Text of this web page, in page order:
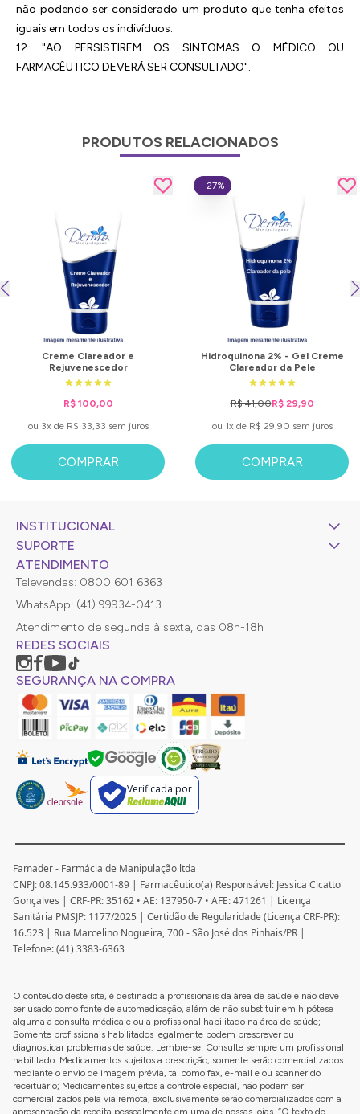
não podendo ser considerado um produto que tenha efeitos
iguais em todos os indivíduos.
12. "AO PERSISTIREM OS SINTOMAS O MÉDICO OU
FARMACÊUTICO DEVERÁ SER CONSULTADO".
PRODUTOS RELACIONADOS
Creme Clareador e
Rejuvenescedor
R$ 100,00
ou 3x de R$ 33,33 sem juros
COMPRAR
Hidroquinona 2% - Gel Creme
Clareador da Pele
R$ 41,00R$ 29,90
ou 1x de R$ 29,90 sem juros
- 27%
COMPRAR
INSTITUCIONAL
SUPORTE
ATENDIMENTO
Televendas: 0800 601 6363
WhatsApp: (41) 99934-0413
Atendimento de segunda à sexta, das 08h-18h
REDES SOCIAIS
SEGURANÇA NA COMPRA
Verificada por
Famader - Farmácia de Manipulação ltda
CNPJ: 08.145.933/0001-89 | Farmacêutico(a) Responsável: Jessica Cicatto
Gonçalves | CRF-PR: 35162 • AE: 137950-7 • AFE: 471261 | Licença
Sanitária PMSJP: 1177/2025 | Certidão de Regularidade (Licença CRF-PR):
16.523 | Rua Marcelino Nogueira, 700 - São José dos Pinhais/PR |
Telefone: (41) 3383-6363
O conteúdo deste site, é destinado a profissionais da área de saúde e não deve
ser usado como fonte de automedicação, além de não substituir em hipótese
alguma a consulta médica e ou a profissional habilitado na área de saúde;
Somente profissionais habilitados legalmente podem prescrever ou
diagnosticar problemas de saúde. Lembre-se: Consulte sempre um profissional
habilitado. Medicamentos sujeitos a prescrição, somente serão comercializados
mediante o envio de imagem prévia, tal como fax, e-mail e ou scanner do
receituário; Medicamentes sujeitos a controle especial, não podem ser
comercializados pela via remota, exclusivamente serão comercializados com a
apresentação da receita pessoalmente em uma de nossas lojas. “O texto de